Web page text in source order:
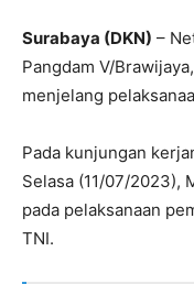
Surabaya (DKN) –
Pangdam V/
menjelang
Pada kunjungan
Selasa (11/07/2023),
pada pelaksanaan
TNI.